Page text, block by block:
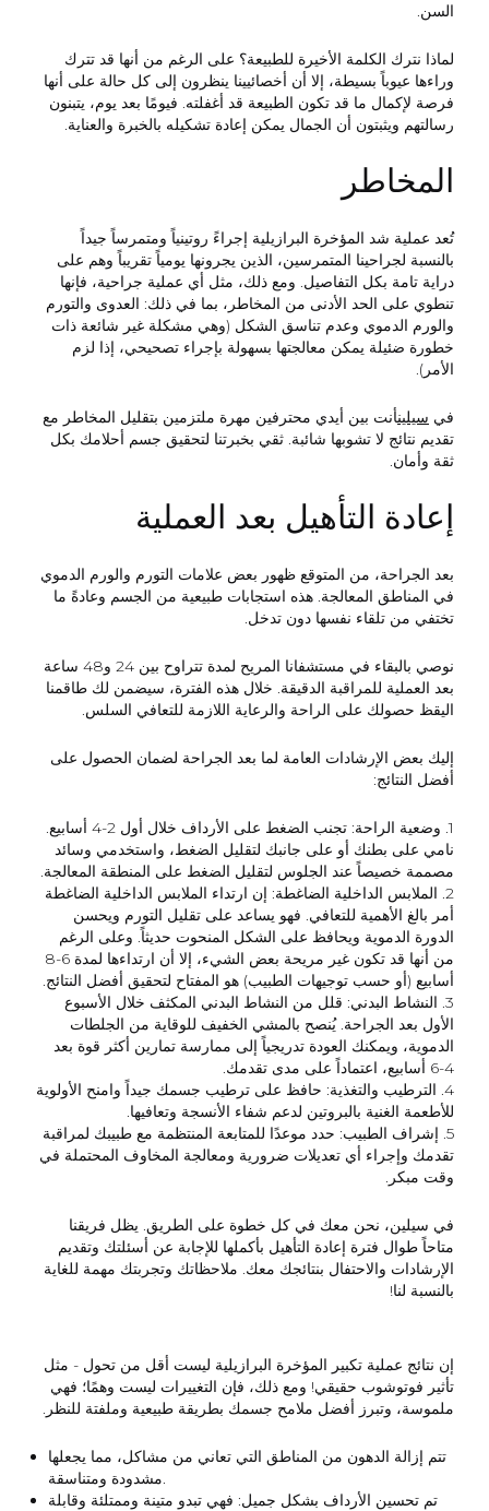
السن.
لماذا نترك الكلمة الأخيرة للطبيعة؟ على الرغم من أنها قد تترك
وراءها عيوباً بسيطة، إلا أن أخصائيينا ينظرون إلى كل حالة على أنها
فرصة لإكمال ما قد تكون الطبيعة قد أغفلته. فيومًا بعد يوم، يتبنون
رسالتهم ويثبتون أن الجمال يمكن إعادة تشكيله بالخبرة والعناية.
المخاطر
تُعد عملية شد المؤخرة البرازيلية إجراءً روتينياً ومتمرساً جيداً
بالنسبة لجراحينا المتمرسين، الذين يجرونها يومياً تقريباً وهم على
دراية تامة بكل التفاصيل. ومع ذلك، مثل أي عملية جراحية، فإنها
تنطوي على الحد الأدنى من المخاطر، بما في ذلك: العدوى والتورم
والورم الدموي وعدم تناسق الشكل (وهي مشكلة غير شائعة ذات
خطورة ضئيلة يمكن معالجتها بسهولة بإجراء تصحيحي، إذا لزم
الأمر).
في سيلينأنت بين أيدي محترفين مهرة ملتزمين بتقليل المخاطر مع
تقديم نتائج لا تشوبها شائبة. ثقي بخبرتنا لتحقيق جسم أحلامك بكل
ثقة وأمان.
إعادة التأهيل بعد العملية
بعد الجراحة، من المتوقع ظهور بعض علامات التورم والورم الدموي
في المناطق المعالجة. هذه استجابات طبيعية من الجسم وعادةً ما
تختفي من تلقاء نفسها دون تدخل.
نوصي بالبقاء في مستشفانا المريح لمدة تتراوح بين 24 و48 ساعة
بعد العملية للمراقبة الدقيقة. خلال هذه الفترة، سيضمن لك طاقمنا
اليقظ حصولك على الراحة والرعاية اللازمة للتعافي السلس.
إليك بعض الإرشادات العامة لما بعد الجراحة لضمان الحصول على
أفضل النتائج:
1. وضعية الراحة: تجنب الضغط على الأرداف خلال أول 2-4 أسابيع.
نامي على بطنك أو على جانبك لتقليل الضغط، واستخدمي وسائد
مصممة خصيصاً عند الجلوس لتقليل الضغط على المنطقة المعالجة.
2. الملابس الداخلية الضاغطة: إن ارتداء الملابس الداخلية الضاغطة
أمر بالغ الأهمية للتعافي. فهو يساعد على تقليل التورم ويحسن
الدورة الدموية ويحافظ على الشكل المنحوت حديثاً. وعلى الرغم
من أنها قد تكون غير مريحة بعض الشيء، إلا أن ارتداءها لمدة 6-8
أسابيع (أو حسب توجيهات الطبيب) هو المفتاح لتحقيق أفضل النتائج.
3. النشاط البدني: قلل من النشاط البدني المكثف خلال الأسبوع
الأول بعد الجراحة. يُنصح بالمشي الخفيف للوقاية من الجلطات
الدموية، ويمكنك العودة تدريجياً إلى ممارسة تمارين أكثر قوة بعد
4-6 أسابيع، اعتماداً على مدى تقدمك.
4. الترطيب والتغذية: حافظ على ترطيب جسمك جيداً وامنح الأولوية
للأطعمة الغنية بالبروتين لدعم شفاء الأنسجة وتعافيها.
5. إشراف الطبيب: حدد موعدًا للمتابعة المنتظمة مع طبيبك لمراقبة
تقدمك وإجراء أي تعديلات ضرورية ومعالجة المخاوف المحتملة في
وقت مبكر.
في سيلين، نحن معك في كل خطوة على الطريق. يظل فريقنا
متاحاً طوال فترة إعادة التأهيل بأكملها للإجابة عن أسئلتك وتقديم
الإرشادات والاحتفال بنتائجك معك. ملاحظاتك وتجربتك مهمة للغاية
بالنسبة لنا!
إن نتائج عملية تكبير المؤخرة البرازيلية ليست أقل من تحول - مثل
تأثير فوتوشوب حقيقي! ومع ذلك، فإن التغييرات ليست وهمًا؛ فهي
ملموسة، وتبرز أفضل ملامح جسمك بطريقة طبيعية وملفتة للنظر.
تتم إزالة الدهون من المناطق التي تعاني من مشاكل، مما يجعلها
مشدودة ومتناسقة.
تم تحسين الأرداف بشكل جميل: فهي تبدو متينة وممتلئة وقابلة